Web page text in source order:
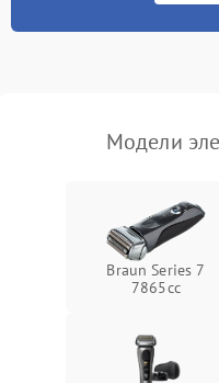
Модели
Braun Series 7
7865cc